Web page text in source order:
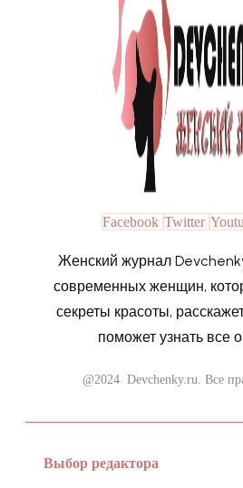
Facebook Twitter
Женский журнал
современных женщин,
секреты красоты,
поможет узнать все
@2024 Devchenky.ru. Все
Выбор редактора